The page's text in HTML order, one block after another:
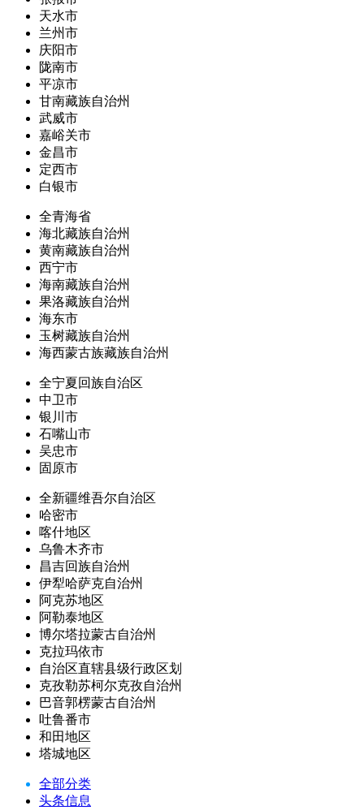
天水市
兰州市
庆阳市
陇南市
平凉市
甘南藏族自治州
武威市
嘉峪关市
金昌市
定西市
白银市
全青海省
海北藏族自治州
黄南藏族自治州
西宁市
海南藏族自治州
果洛藏族自治州
海东市
玉树藏族自治州
海西蒙古族藏族自治州
全宁夏回族自治区
中卫市
银川市
石嘴山市
吴忠市
固原市
全新疆维吾尔自治区
哈密市
喀什地区
乌鲁木齐市
昌吉回族自治州
伊犁哈萨克自治州
阿克苏地区
阿勒泰地区
博尔塔拉蒙古自治州
克拉玛依市
自治区直辖县级行政区划
克孜勒苏柯尔克孜自治州
巴音郭楞蒙古自治州
吐鲁番市
和田地区
塔城地区
全部分类
头条信息